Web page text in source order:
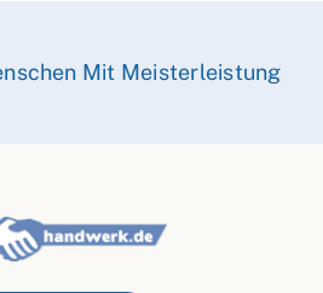
Mit Meisterleistung